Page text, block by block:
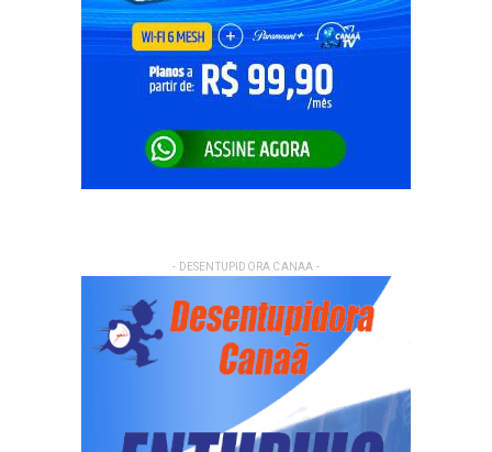
- DESENTUPIDORA CANAA -